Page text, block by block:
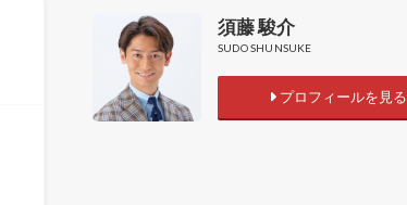
須藤 駿介
SUDO SHUNSUKE
プロフィールを見る